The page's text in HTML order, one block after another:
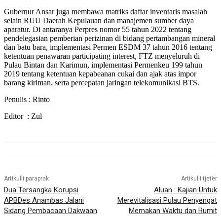
Gubernur Ansar juga membawa matriks daftar inventaris masalah
selain RUU Daerah Kepulauan dan manajemen sumber daya
aparatur. Di antaranya Perpres nomor 55 tahun 2022 tentang
pendelegasian pemberian perizinan di bidang pertambangan mineral
dan batu bara, implementasi Permen ESDM 37 tahun 2016 tentang
ketentuan penawaran participating interest, FTZ menyeluruh di
Pulau Bintan dan Karimun, implementasi Permenkeu 199 tahun
2019 tentang ketentuan kepabeanan cukai dan ajak atas impor
barang kiriman, serta percepatan jaringan telekomunikasi BTS.
Penulis : Rinto
Editor : Zul
Artikulli paraprak
Dua Tersangka Korupsi
APBDes Anambas Jalani
Sidang Pembacaan Dakwaan
Artikulli tjetër
Aluan : Kajian Untuk
Merevitalisasi Pulau Penyengat
Memakan Waktu dan Rumit